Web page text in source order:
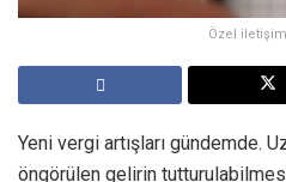
Özel
Yeni vergi artışları gündemde.
öngörülen gelirin